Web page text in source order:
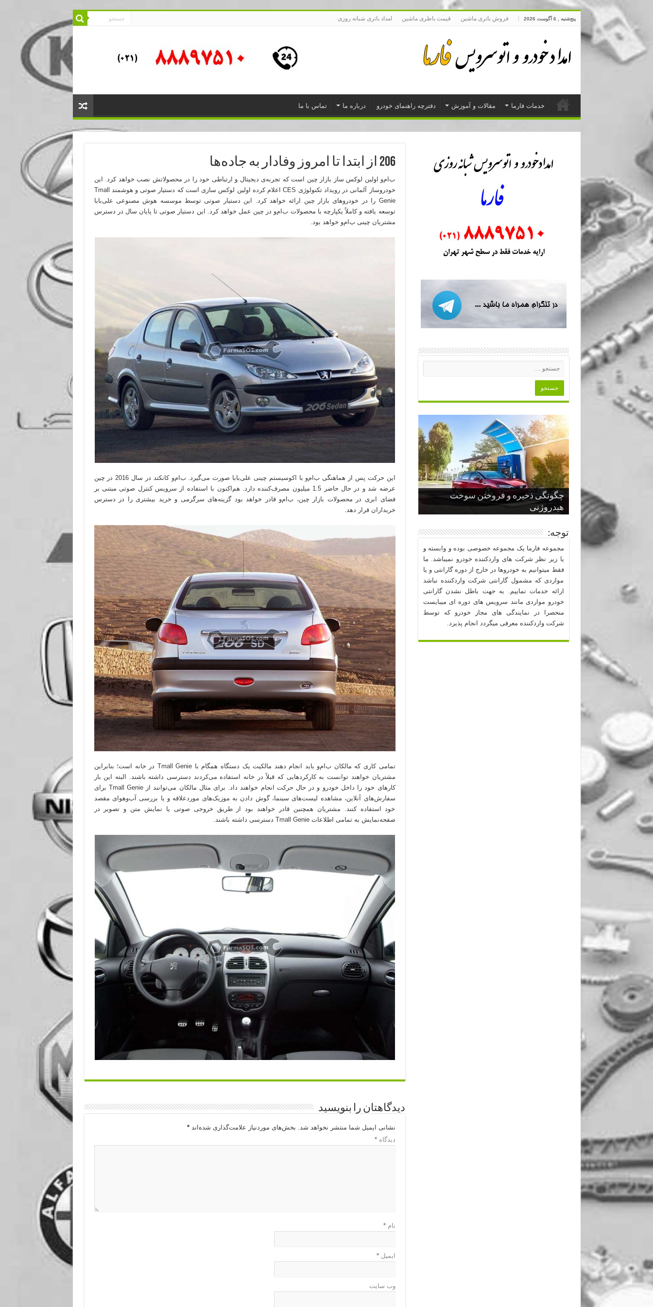
پنج‌شنبه , 6 آگوست 2026 فروش باتری ماشین قیمت باطری ماشین امداد باتری شبانه روزی
خدمات فارما مقالات و آموزش دفترچه راهنمای خودرو درباره ما تماس با ما
206 از ابتدا تا امروز وفادار به جاده‌ها
ب‌ام‌و اولین لوکس ساز بازار چین است که تجربه‌ی دیجیتال و ارتباطی خود را در محصولاتش نصب خواهد کرد. این
خودروساز آلمانی در رویداد تکنولوژی CES اعلام کرده اولین لوکس سازی است که دستیار صوتی و هوشمند Tmall
Genie را در خودروهای بازار چین ارائه خواهد کرد. این دستیار صوتی توسط موسسه هوش مصنوعی علی‌بابا
توسعه یافته و کاملاً یکپارچه با محصولات ب‌ام‌و در چین عمل خواهد کرد. این دستیار صوتی تا پایان سال در دسترس
مشتریان چینی ب‌ام‌و خواهد بود.
این حرکت پس از هماهنگی ب‌ام‌و با اکوسیستم چینی علی‌بابا صورت می‌گیرد. ب‌ام‌و کانکتد در سال 2016 در چین
عرضه شد و در حال حاضر 1.5 میلیون مصرف‌کننده دارد. هم‌اکنون با استفاده از سرویس کنترل صوتی مبتنی بر
فضای ابری در محصولات بازار چین، ب‌ام‌و قادر خواهد بود گزینه‌های سرگرمی و خرید بیشتری را در دسترس
خریداران قرار دهد.
تمامی کاری که مالکان ب‌ام‌و باید انجام دهند مالکیت یک دستگاه همگام با Tmall Genie در خانه است؛ بنابراین
مشتریان خواهند توانست به کارکردهایی که قبلاً در خانه استفاده می‌کردند دسترسی داشته باشند. البته این بار
کارهای خود را داخل خودرو و در حال حرکت انجام خواهند داد. برای مثال مالکان می‌توانند از Tmall Genie برای
سفارش‌های آنلاین، مشاهده لیست‌های سینما، گوش دادن به موزیک‌های موردعلاقه و یا بررسی آب‌وهوای مقصد
خود استفاده کنند. مشتریان همچنین قادر خواهند بود از طریق خروجی صوتی یا نمایش متن و تصویر در
صفحه‌نمایش به تمامی اطلاعات Tmall Genie دسترسی داشته باشند.
دیدگاهتان را بنویسید
نشانی ایمیل شما منتشر نخواهد شد. بخش‌های موردنیاز علامت‌گذاری شده‌اند*
دیدگاه*
نام*
ایمیل*
وب‌ سایت
چگونگی ذخیره و فروختن سوخت
هیدروژنی
قدرتمندترین ماسل کارها یا خودروهای
عضلانی امریکایی
چرا نمک باعث خوردگی خودرو می شود؟
پنج کابین جذاب سال های اخیر صنعت
خودروسازی
از صفر تا صد طراحی خودرو قسمت
سوم
توجه:
مجموعه فارما یک مجموعه خصوصی بوده و وابسته و
یا زیر نظر شرکت های واردکننده خودرو نمیباشد. ما
فقط میتوانیم به خودروها در خارج از دوره گارانتی و یا
مواردی که مشمول گارانتی شرکت واردکننده نباشد
ارائه خدمات نماییم. به جهت باطل نشدن گارانتی
خودرو مواردی مانند سرویس های دوره ای میبایست
منحصرا در نمایندگی های مجاز خودرو که توسط
شرکت واردکننده معرفی میگردد انجام پذیرد.